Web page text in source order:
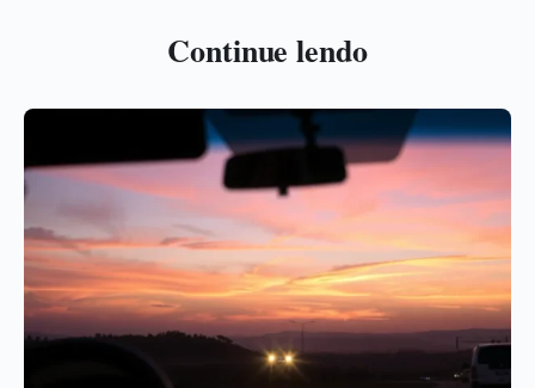
Continue lendo